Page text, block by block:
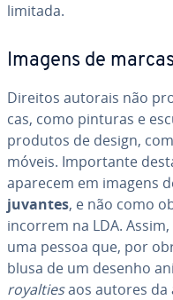
limitada.
Imagens de
Direitos autorais não
cas, como pinturas e
produtos de design,
móveis. Im­por­tante
aparecem em imagens
ju­van­tes, e não como
incorrem na LDA.
uma pessoa que, por
blusa de um desenho
royaltiesaos autores da